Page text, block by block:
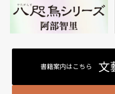
書籍案内はこちら 文